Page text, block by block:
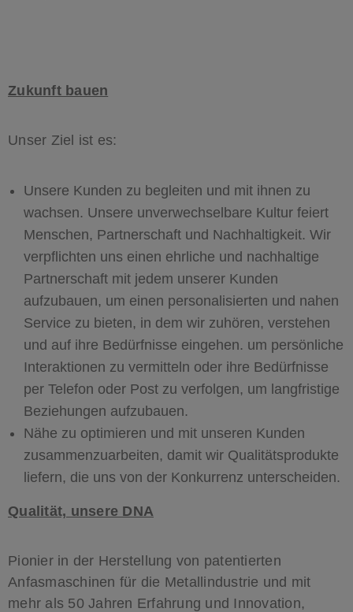
Zukunft bauen
Unser Ziel ist es:
Unsere Kunden zu begleiten und mit ihnen zu
wachsen. Unsere unverwechselbare Kultur feiert
Menschen, Partnerschaft und Nachhaltigkeit. Wir
verpflichten uns einen ehrliche und nachhaltige
Partnerschaft mit jedem unserer Kunden
aufzubauen, um einen personalisierten und nahen
Service zu bieten, in dem wir zuhören, verstehen
und auf ihre Bedürfnisse eingehen. um persönliche
Interaktionen zu vermitteln oder ihre Bedürfnisse
per Telefon oder Post zu verfolgen, um langfristige
Beziehungen aufzubauen.
Nähe zu optimieren und mit unseren Kunden
zusammenzuarbeiten, damit wir Qualitätsprodukte
liefern, die uns von der Konkurrenz unterscheiden.
Qualität, unsere DNA
Pionier in der Herstellung von patentierten
Anfasmaschinen für die Metallindustrie und mit
mehr als 50 Jahren Erfahrung und Innovation,